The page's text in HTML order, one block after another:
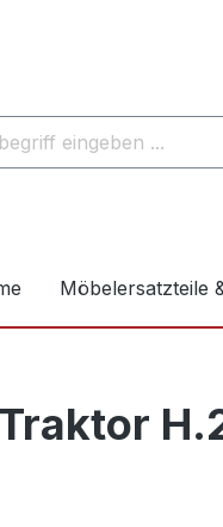
Möbelersatzteile